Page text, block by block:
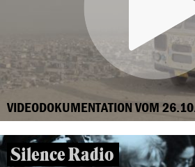
VIDEODOKUMENTATION VOM
Silence Radio